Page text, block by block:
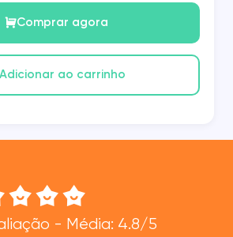
Comprar agora
Adicionar ao carrinho
- Média: 4.8/5